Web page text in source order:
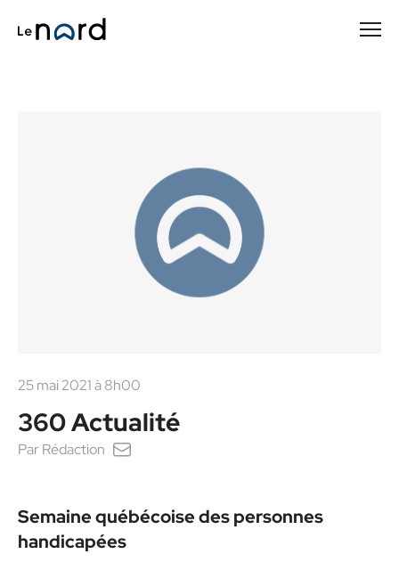
25 mai 2021 à 8h00
360 Actualité
Par Rédaction
Semaine québécoise des personnes
handicapées